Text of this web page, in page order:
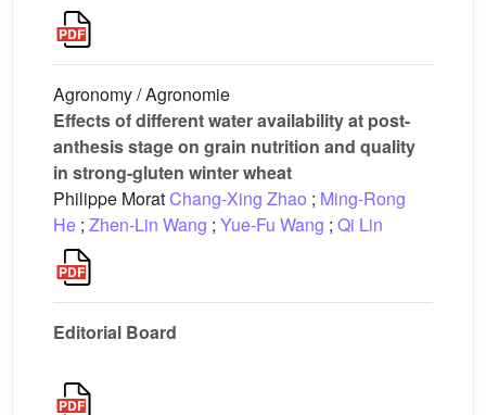
Agronomy / Agronomie
Effects of different water availability at post-
anthesis stage on grain nutrition and quality
in strong-gluten winter wheat
Philippe MoratChang-Xing Zhao ; Ming-Rong
He ; Zhen-Lin Wang ; Yue-Fu Wang ; Qi Lin
Editorial Board